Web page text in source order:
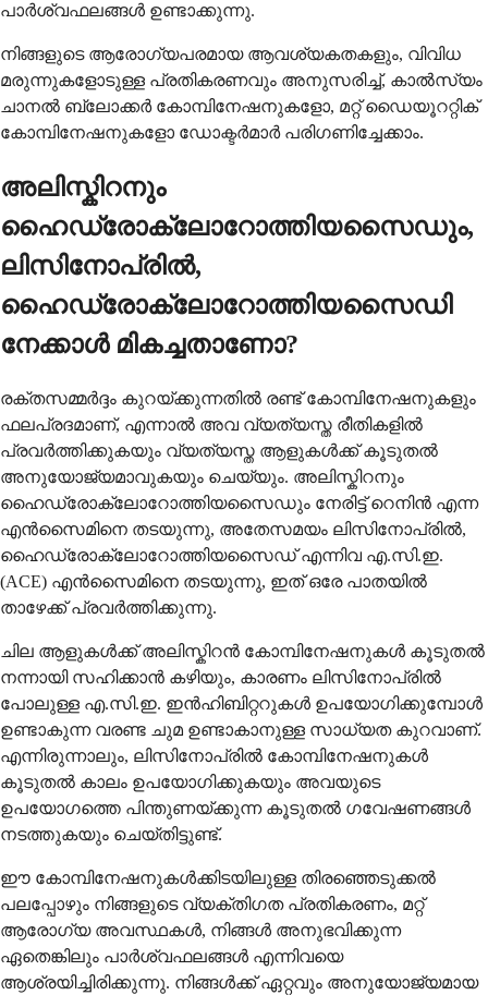
പാർശ്വഫലങ്ങൾ ഉണ്ടാക്കുന്നു.
നിങ്ങളുടെ ആരോഗ്യപരമായ ആവശ്യകതകളും, വിവിധ
മരുന്നുകളോടുള്ള പ്രതികരണവും അനുസരിച്ച്, കാൽസ്യം
ചാനൽ ബ്ലോക്കർ കോമ്പിനേഷനുകളോ, മറ്റ് ഡൈയൂററ്റിക്
കോമ്പിനേഷനുകളോ ഡോക്ടർമാർ പരിഗണിച്ചേക്കാം.
അലിസ്കിറനും
ഹൈഡ്രോക്ലോറോത്തിയസൈഡും,
ലിസിനോപ്രിൽ,
ഹൈഡ്രോക്ലോറോത്തിയസൈഡി
നേക്കാൾ മികച്ചതാണോ?
രക്തസമ്മർദ്ദം കുറയ്ക്കുന്നതിൽ രണ്ട് കോമ്പിനേഷനുകളും
ഫലപ്രദമാണ്, എന്നാൽ അവ വ്യത്യസ്ത രീതികളിൽ
പ്രവർത്തിക്കുകയും വ്യത്യസ്ത ആളുകൾക്ക് കൂടുതൽ
അനുയോജ്യമാവുകയും ചെയ്യും. അലിസ്കിറനും
ഹൈഡ്രോക്ലോറോത്തിയസൈഡും നേരിട്ട് റെനിൻ എന്ന
എൻസൈമിനെ തടയുന്നു, അതേസമയം ലിസിനോപ്രിൽ,
ഹൈഡ്രോക്ലോറോത്തിയസൈഡ് എന്നിവ എ.സി.ഇ.
(ACE) എൻസൈമിനെ തടയുന്നു, ഇത് ഒരേ പാതയിൽ
താഴേക്ക് പ്രവർത്തിക്കുന്നു.
ചില ആളുകൾക്ക് അലിസ്കിറൻ കോമ്പിനേഷനുകൾ കൂടുതൽ
നന്നായി സഹിക്കാൻ കഴിയും, കാരണം ലിസിനോപ്രിൽ
പോലുള്ള എ.സി.ഇ. ഇൻഹിബിറ്ററുകൾ ഉപയോഗിക്കുമ്പോൾ
ഉണ്ടാകുന്ന വരണ്ട ചുമ ഉണ്ടാകാനുള്ള സാധ്യത കുറവാണ്.
എന്നിരുന്നാലും, ലിസിനോപ്രിൽ കോമ്പിനേഷനുകൾ
കൂടുതൽ കാലം ഉപയോഗിക്കുകയും അവയുടെ
ഉപയോഗത്തെ പിന്തുണയ്ക്കുന്ന കൂടുതൽ ഗവേഷണങ്ങൾ
നടത്തുകയും ചെയ്തിട്ടുണ്ട്.
ഈ കോമ്പിനേഷനുകൾക്കിടയിലുള്ള തിരഞ്ഞെടുക്കൽ
പലപ്പോഴും നിങ്ങളുടെ വ്യക്തിഗത പ്രതികരണം, മറ്റ്
ആരോഗ്യ അവസ്ഥകൾ, നിങ്ങൾ അനുഭവിക്കുന്ന
ഏതെങ്കിലും പാർശ്വഫലങ്ങൾ എന്നിവയെ
ആശ്രയിച്ചിരിക്കുന്നു. നിങ്ങൾക്ക് ഏറ്റവും അനുയോജ്യമായ